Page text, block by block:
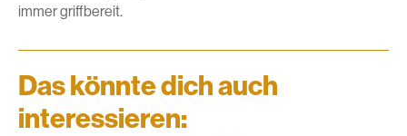
immer griffbereit.
Das könnte dich auch
interessieren: